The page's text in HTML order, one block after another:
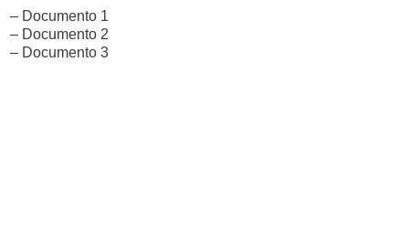
– Documento 1
– Documento 2
– Documento 3